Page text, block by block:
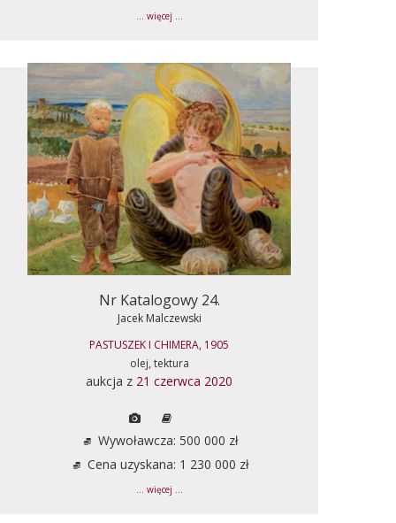
... więcej ...
Nr Katalogowy 24.
Jacek Malczewski
PASTUSZEK I CHIMERA, 1905
olej, tektura
aukcja z 21 czerwca 2020
Wywoławcza: 500 000 zł
Cena uzyskana: 1 230 000 zł
... więcej ...